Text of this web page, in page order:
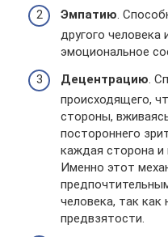
Эмпатию.
другого человека
эмоциональное
Децентрацию .
происходящего,
стороны,
постороннего
каждая сторона и
Именно этот
человека, так как
предвзятости.